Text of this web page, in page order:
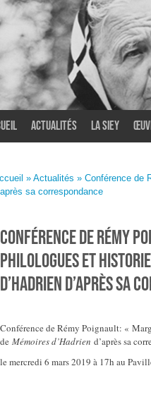
Actualités La SIEY
» Actualités » Conférence de
sa correspondance
Conférence de Rémy
philologues et
d’Hadrien d’après sa
Conférence de Rémy Poignault: «
de Mémoires d’Hadrien d’après sa
le mercredi 6 mars 2019 à 17h au